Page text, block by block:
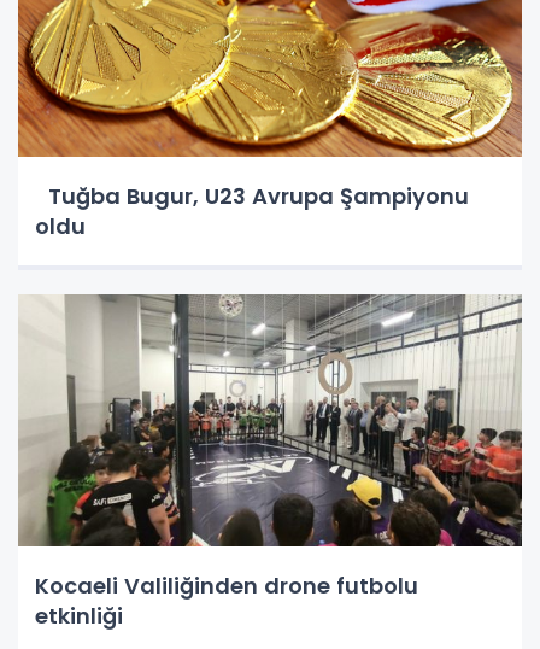
Tuğba Bugur, U23 Avrupa Şampiyonu
oldu
Kocaeli Valiliğinden drone futbolu
etkinliği